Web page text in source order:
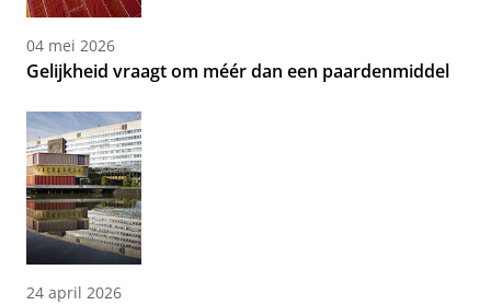
04 mei 2026
Gelijkheid vraagt om méér dan een paardenmiddel
24 april 2026